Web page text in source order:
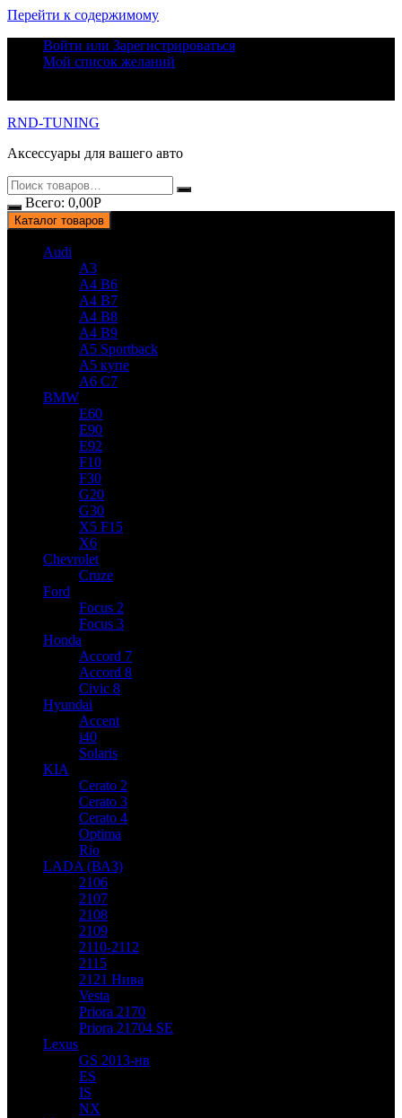
Перейти к содержимому
Войти или Зарегистрироваться
Мой список желаний
RND-TUNING
Аксессуары для вашего авто
Всего: 0,00Р
Каталог товаров
Audi
A3
A4 B6
A4 B7
A4 B8
A4 B9
A5 Sportback
A5 купе
A6 C7
BMW
E60
E90
E92
F10
F30
G20
G30
X5 F15
X6
Chevrolet
Cruze
Ford
Focus 2
Focus 3
Honda
Accord 7
Accord 8
Civic 8
Hyundai
Accent
i40
Solaris
KIA
Cerato 2
Cerato 3
Cerato 4
Optima
Rio
LADA (ВАЗ)
2106
2107
2108
2109
2110-2112
2115
2121 Нива
Vesta
Priora 2170
Priora 21704 SE
Lexus
GS 2013-нв
ES
IS
NX